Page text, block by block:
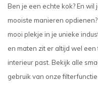
Ben je een echte kok? En
mooiste manieren
mooi plekje in je unieke
en maten zit er altijd wel
interieur past. Bekijk alle
gebruik van onze